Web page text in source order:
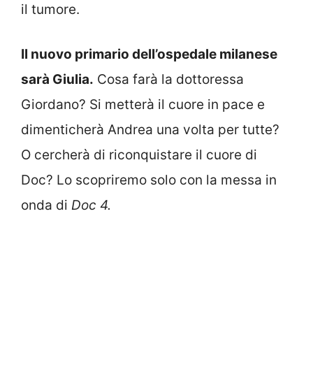
il tumore.
Il nuovo primario dell’ospedale milanese
sarà Giulia. Cosa farà la dottoressa
Giordano? Si metterà il cuore in pace e
dimenticherà Andrea una volta per tutte?
O cercherà di riconquistare il cuore di
Doc? Lo scopriremo solo con la messa in
onda di Doc 4.